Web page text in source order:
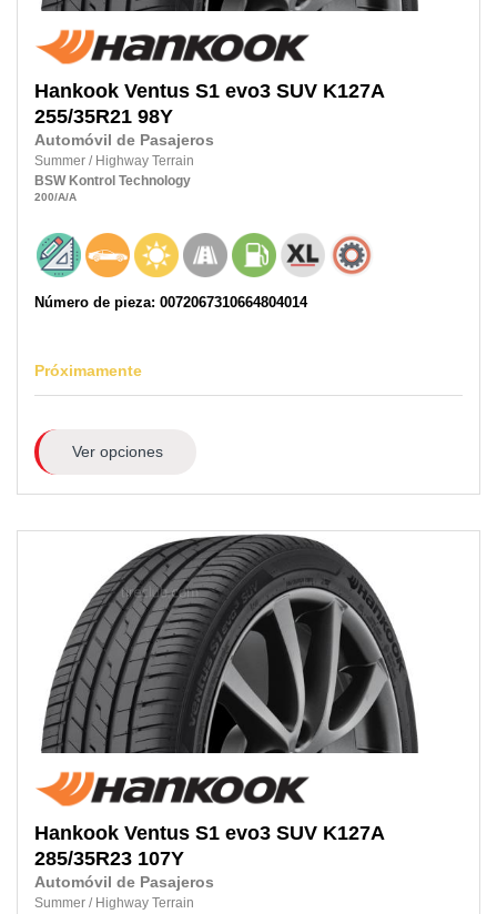
Hankook Ventus S1 evo3 SUV K127A
255/35R21 98Y
Automóvil de Pasajeros
Summer / Highway Terrain
BSW Kontrol Technology
200/A/A
Número de pieza: 0072067310664804014
Próximamente
Ver opciones
Hankook Ventus S1 evo3 SUV K127A
285/35R23 107Y
Automóvil de Pasajeros
Summer / Highway Terrain